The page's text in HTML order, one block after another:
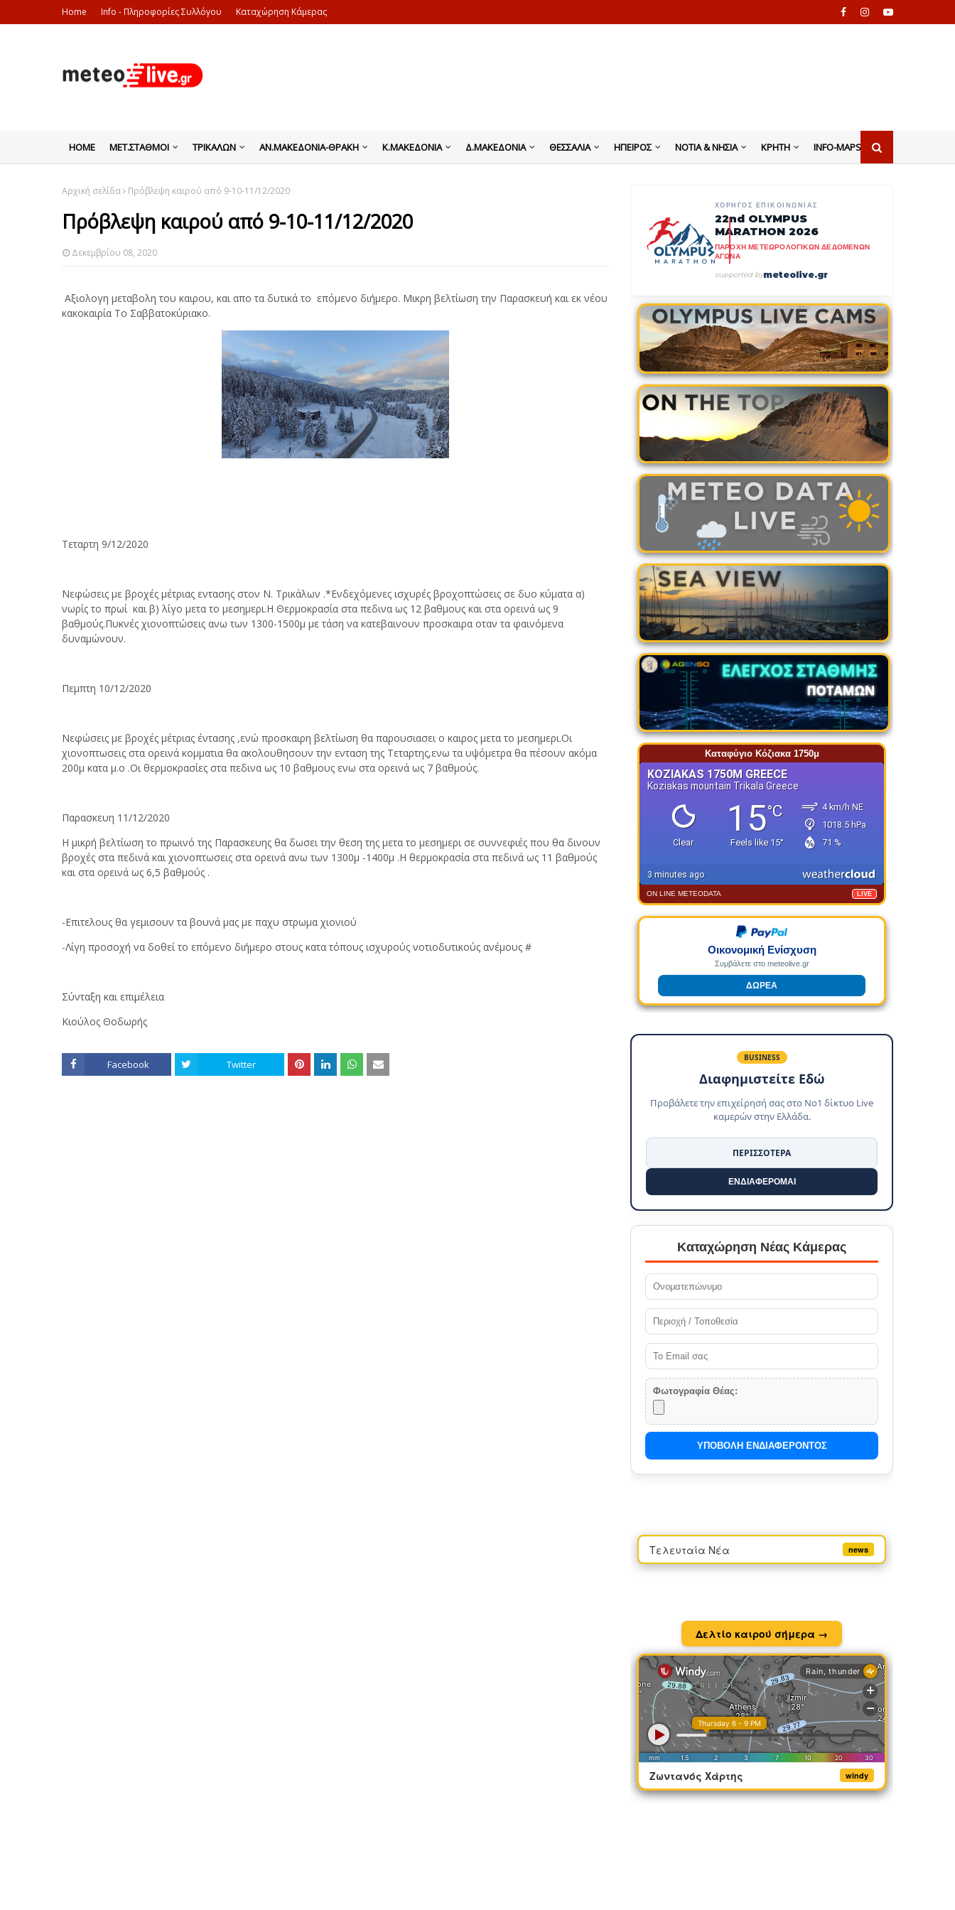
Home Info - Πληροφορίες Συλλόγου Καταχώρηση Κάμερας
HOME ΜΕΤ.ΣΤΑΘΜΟΙ ΤΡΙΚΑΛΩΝ ΑΝ.ΜΑΚΕΔΟΝΙΑ-ΘΡΑΚΗ Κ.ΜΑΚΕΔΟΝΙΑ Δ.ΜΑΚΕΔΟΝΙΑ ΘΕΣΣΑΛΙΑ ΗΠΕΙΡΟΣ ΝΟΤΙΑ & ΝΗΣΙΑ ΚΡΗΤΗ INFO-MAPS
Αρχική σελίδα Πρόβλεψη καιρού από 9-10-11/12/2020
Πρόβλεψη καιρού από 9-10-11/12/2020
Δεκεμβρίου 08, 2020
Αξιολογη μεταβολη του καιρου, και απο τα δυτικά το επόμενο διήμερο. Μικρη βελτίωση την Παρασκευή και εκ νέου
κακοκαιρία Το Σαββατοκύριακο.
Τεταρτη 9/12/2020
Νεφώσεις με βροχές μέτριας εντασης στον Ν. Τρικάλων .*Ενδεχόμενες ισχυρές βροχοπτώσεις σε δυο κύματα α)
νωρίς το πρωί και β) λίγο μετα το μεσημερι.Η Θερμοκρασία στα πεδινα ως 12 βαθμους και στα ορεινά ως 9
βαθμούς.Πυκνές χιονοπτώσεις ανω των 1300-1500μ με τάση να κατεβαινουν προσκαιρα οταν τα φαινόμενα
δυναμώνουν.
Πεμπτη 10/12/2020
Νεφώσεις με βροχές μέτριας έντασης ,ενώ προσκαιρη βελτίωση θα παρουσιασει ο καιρος μετα το μεσημερι.Οι
χιονοπτωσεις στα ορεινά κομματια θα ακολουθησουν την ενταση της Τεταρτης,ενω τα υψόμετρα θα πέσουν ακόμα
200μ κατα μ.ο .Οι θερμοκρασίες στα πεδινα ως 10 βαθμους ενω στα ορεινά ως 7 βαθμούς.
Παρασκευη 11/12/2020
Η μικρή βελτίωση το πρωινό της Παρασκευης θα δωσει την θεση της μετα το μεσημερι σε συννεφιές που θα δινουν
βροχές στα πεδινά και χιονοπτωσεις στα ορεινά ανω των 1300μ -1400μ .Η θερμοκρασία στα πεδινά ως 11 βαθμούς
και στα ορεινά ως 6,5 βαθμούς .
-Επιτελους θα γεμισουν τα βουνά μας με παχυ στρωμα χιονιού
-Λίγη προσοχή να δοθεί το επόμενο διήμερο στους κατα τόπους ισχυρούς νοτιοδυτικούς ανέμους #
Σύνταξη και επιμέλεια
Κιούλος Θοδωρής
Facebook Twitter
ΧΟΡΗΓΟΣ ΕΠΙΚΟΙΝΩΝΙΑΣ
22nd OLYMPUS
MARATHON 2026
ΠΑΡΟΧΗ ΜΕΤΕΩΡΟΛΟΓΙΚΩΝ ΔΕΔΟΜΕΝΩΝ
ΑΓΩΝΑ
supported bymeteolive.gr
Καταφύγιο Κόζιακα 1750μ
ON LINE METEODATA LIVE
Οικονομική Ενίσχυση
Συμβάλετε στο meteolive.gr
ΔΩΡΕΑ
BUSINESS
Διαφημιστείτε Εδώ
Προβάλετε την επιχείρησή σας στο No1 δίκτυο Live
καμερών στην Ελλάδα.
ΠΕΡΙΣΣΟΤΕΡΑ
ΕΝΔΙΑΦΕΡΟΜΑΙ
Καταχώρηση Νέας Κάμερας
Φωτογραφία Θέας:
ΥΠΟΒΟΛΗ ΕΝΔΙΑΦΕΡΟΝΤΟΣ
Τελευταία Νέα news
Δελτίο καιρού σήμερα →
Ζωντανός Χάρτης windy